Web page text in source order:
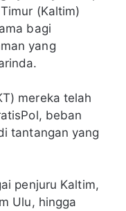
(Kaltim)
bagi
yang
mereka telah
beban
tantangan yang
penjuru Kaltim,
Ulu, hingga